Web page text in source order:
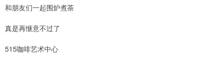
和朋友们一起围炉煮茶
真是再惬意不过了
515咖啡艺术中心